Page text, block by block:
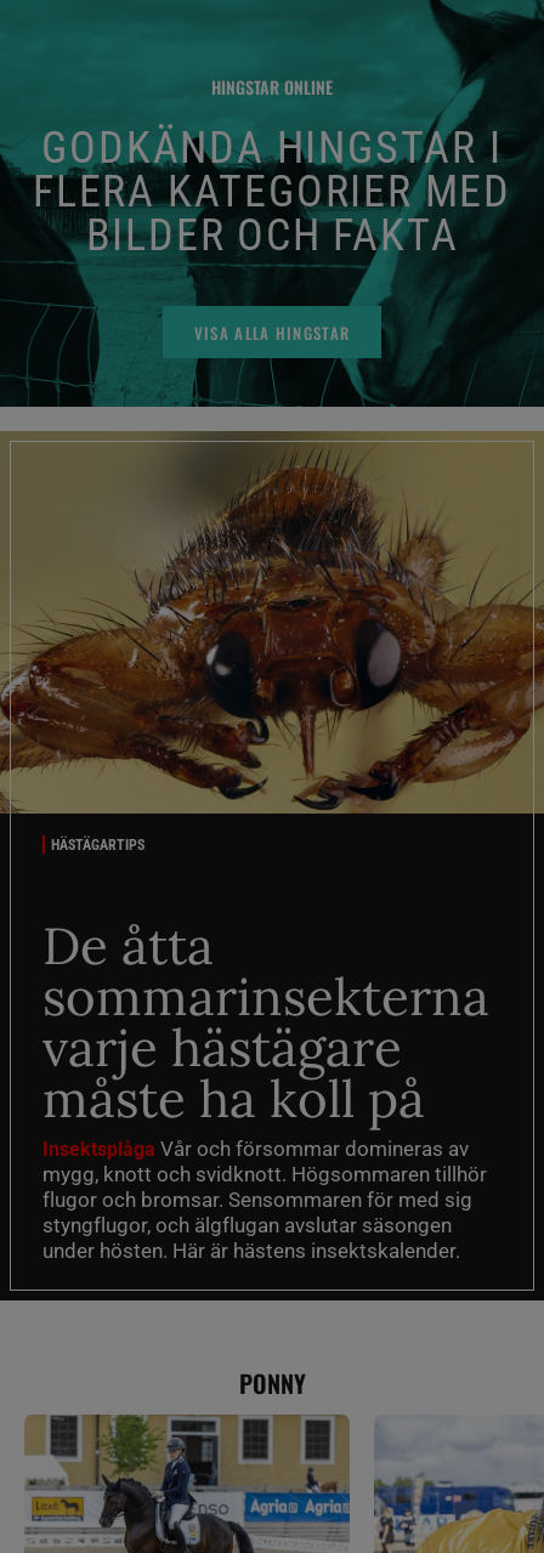
HINGSTAR ONLINE
GODKÄNDA HINGSTAR I
FLERA KATEGORIER MED
BILDER OCH FAKTA
VISA ALLA HINGSTAR
HÄSTÄGARTIPS
De åtta
sommarinsekterna
varje hästägare
måste ha koll på
Insektsplåga Vår och försommar domineras av
mygg, knott och svidknott. Högsommaren tillhör
flugor och bromsar. Sensommaren för med sig
styngflugor, och älgflugan avslutar säsongen
under hösten. Här är hästens insektskalender.
PONNY